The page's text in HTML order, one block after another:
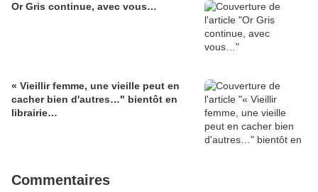
Or Gris continue, avec vous…
« Vieillir femme, une vieille peut en
cacher bien d'autres…" bientôt en
librairie…
Commentaires